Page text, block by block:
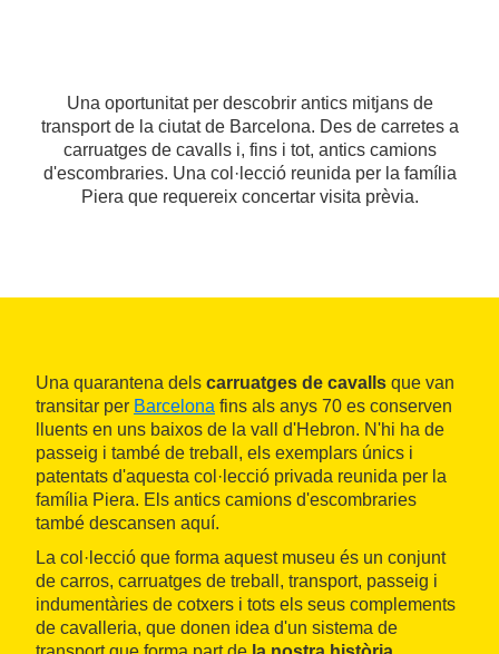
Una oportunitat per descobrir antics mitjans de
transport de la ciutat de Barcelona. Des de carretes a
carruatges de cavalls i, fins i tot, antics camions
d'escombraries. Una col·lecció reunida per la família
Piera que requereix concertar visita prèvia.
Una quarantena dels carruatges de cavalls que van
transitar per Barcelona fins als anys 70 es conserven
lluents en uns baixos de la vall d'Hebron. N'hi ha de
passeig i també de treball, els exemplars únics i
patentats d'aquesta col·lecció privada reunida per la
família Piera. Els antics camions d'escombraries
també descansen aquí.
La col·lecció que forma aquest museu és un conjunt
de carros, carruatges de treball, transport, passeig i
indumentàries de cotxers i tots els seus complements
de cavalleria, que donen idea d'un sistema de